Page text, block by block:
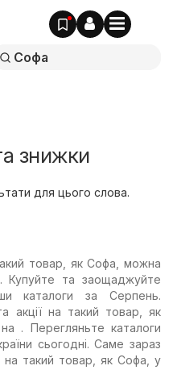
знижки
для цього слова.
товар, як Софа, можна
. Купуйте та заощаджуйте
каталоги за Серпень.
акції на такий товар, як
. Перегляньте каталоги
сьогодні. Саме зараз
на такий товар, як Софа, у